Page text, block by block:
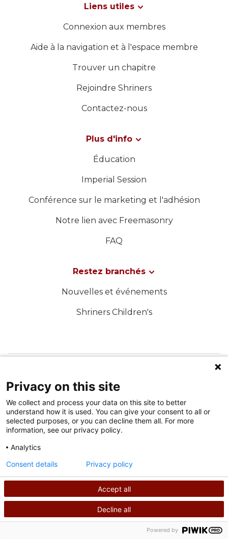
Liens utiles
Connexion aux membres
Aide à la navigation et à l'espace membre
Trouver un chapitre
Rejoindre Shriners
Contactez-nous
Plus d'info
Éducation
Imperial Session
Conférence sur le marketing et l'adhésion
Notre lien avec Freemasonry
FAQ
Restez branchés
Nouvelles et événements
Shriners Children's
Politique de confidentialité
©2026 Shriners International
APPELEZ-NOUS RECHERCHER
Privacy on this site
We collect and process your data on this site to better
understand how it is used. You can give your consent to all or
selected purposes, or you can decline them all. For more
information, see our privacy policy.
Analytics
Accept all
Decline all
Consent details Privacy policy
Powered by